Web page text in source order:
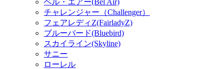
チャレンジャー（Challenger）
フェアレディZ(FairladyZ)
ブルーバード(Bluebird)
スカイライン(Skyline)
サニー
ローレル